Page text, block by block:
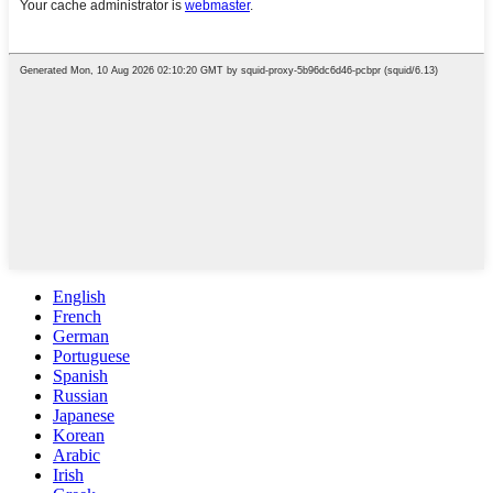
English
French
German
Portuguese
Spanish
Russian
Japanese
Korean
Arabic
Irish